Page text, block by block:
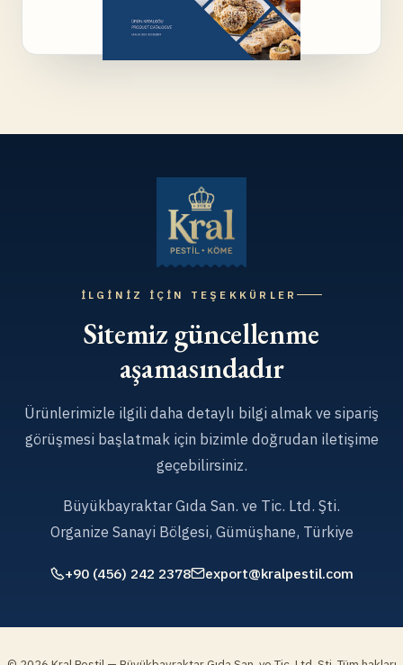
İLGINIZ İÇIN TEŞEKKÜRLER
Sitemiz güncellenme
aşamasındadır
Ürünlerimizle ilgili daha detaylı bilgi almak ve sipariş
görüşmesi başlatmak için bizimle doğrudan iletişime
geçebilirsiniz.
Büyükbayraktar Gıda San. ve Tic. Ltd. Şti.
Organize Sanayi Bölgesi, Gümüşhane, Türkiye
+90 (456) 242 2378 export@kralpestil.com